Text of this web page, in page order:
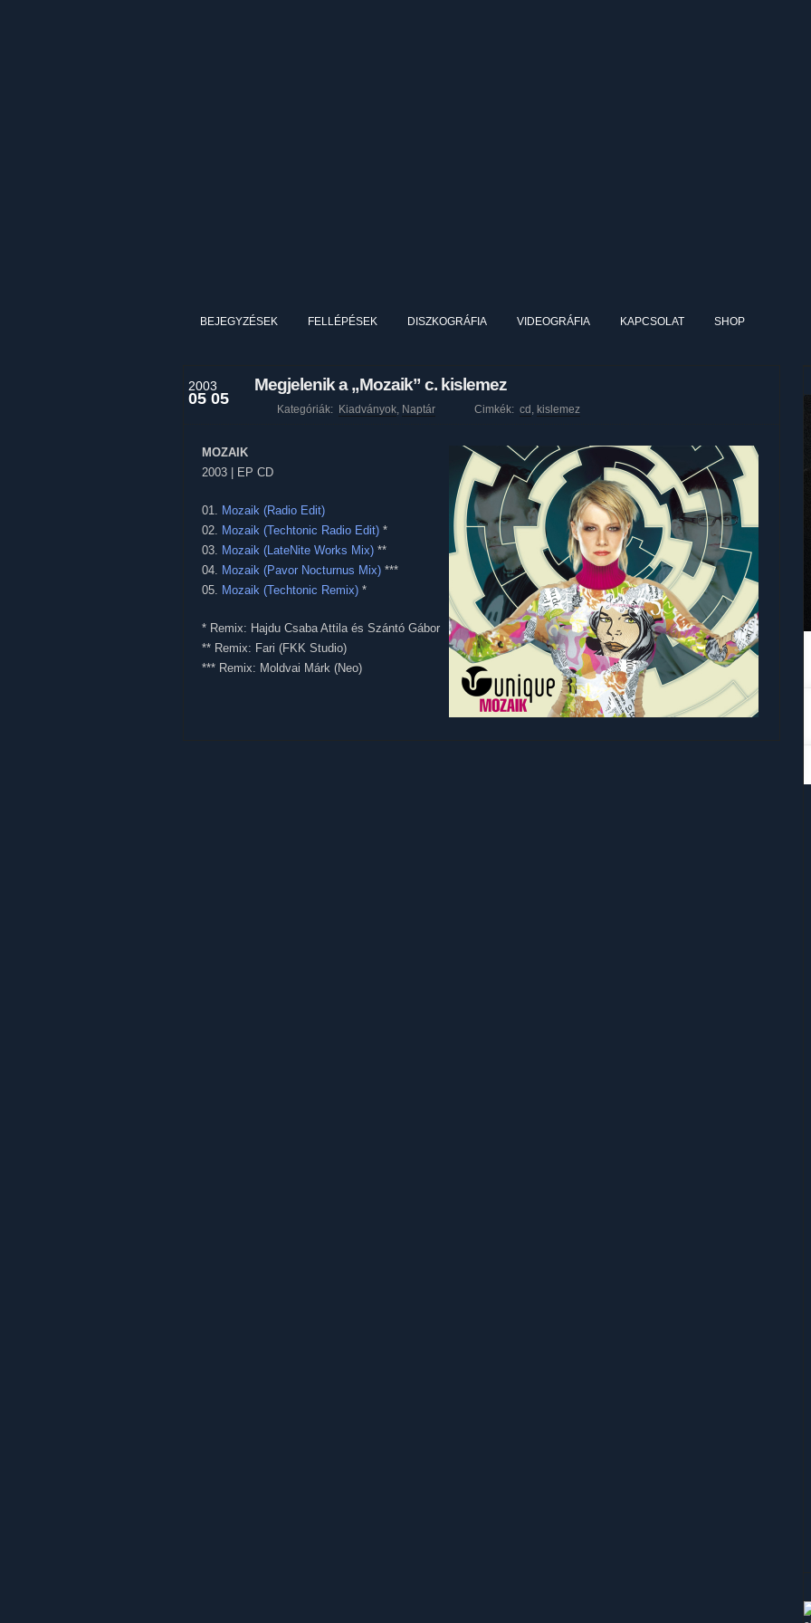
BEJEGYZÉSEK FELLÉPÉSEK DISZKOGRÁFIA VIDEOGRÁFIA KAPCSOLAT SHOP
2003
05 05
Megjelenik a „Mozaik” c. kislemez
Kategóriák: Kiadványok, Naptár Cimkék: cd , kislemez
MOZAIK
2003 | EP CD
01. Mozaik (Radio Edit)
02. Mozaik (Techtonic Radio Edit) *
03. Mozaik (LateNite Works Mix) **
04. Mozaik (Pavor Nocturnus Mix) ***
05. Mozaik (Techtonic Remix) *
* Remix: Hajdu Csaba Attila és Szántó Gábor
** Remix: Fari (FKK Studio)
*** Remix: Moldvai Márk (Neo)